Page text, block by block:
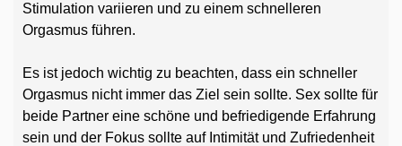
Stimulation variieren und zu einem schnelleren
Orgasmus führen.
Es ist jedoch wichtig zu beachten, dass ein schneller
Orgasmus nicht immer das Ziel sein sollte. Sex sollte für
beide Partner eine schöne und befriedigende Erfahrung
sein und der Fokus sollte auf Intimität und Zufriedenheit